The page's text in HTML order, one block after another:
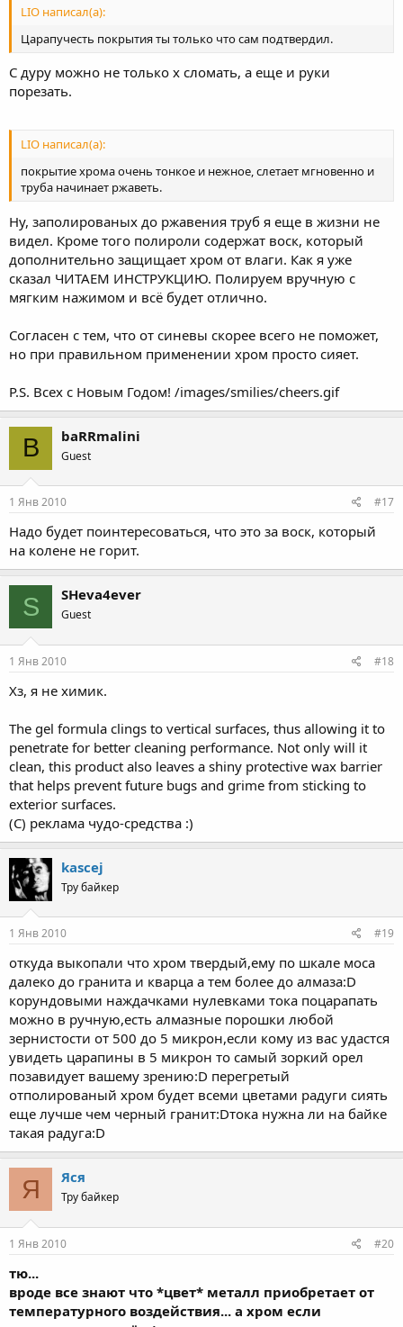
LIO написал(а):
Царапучесть покрытия ты только что сам подтвердил.
С дуру можно не только х сломать, а еще и руки
порезать.
LIO написал(а):
покрытие хрома очень тонкое и нежное, слетает мгновенно и
труба начинает ржаветь.
Ну, заполированых до ржавения труб я еще в жизни не
видел. Кроме того полироли содержат воск, который
дополнительно защищает хром от влаги. Как я уже
сказал ЧИТАЕМ ИНСТРУКЦИЮ. Полируем вручную с
мягким нажимом и всё будет отлично.
Согласен с тем, что от синевы скорее всего не поможет,
но при правильном применении хром просто сияет.
P.S. Всех с Новым Годом! /images/smilies/cheers.gif
B baRRmalini
Guest
1 Янв 2010 #17
Надо будет поинтересоваться, что это за воск, который
на колене не горит.
S SHeva4ever
Guest
1 Янв 2010 #18
Хз, я не химик.
The gel formula clings to vertical surfaces, thus allowing it to
penetrate for better cleaning performance. Not only will it
clean, this product also leaves a shiny protective wax barrier
that helps prevent future bugs and grime from sticking to
exterior surfaces.
(С) реклама чудо-средства :)
kascej
Тру байкер
1 Янв 2010 #19
откуда выкопали что хром твердый,ему по шкале моса
далеко до гранита и кварца а тем более до алмаза:D
корундовыми наждачками нулевками тока поцарапать
можно в ручную,есть алмазные порошки любой
зернистости от 500 до 5 микрон,если кому из вас удастся
увидеть царапины в 5 микрон то самый зоркий орел
позавидует вашему зрению:D перегретый
отполированый хром будет всеми цветами радуги сиять
еще лучше чем черный гранит:Dтока нужна ли на байке
такая радуга:D
Я Яся
Тру байкер
1 Янв 2010 #20
тю...
вроде все знают что *цвет* металл приобретает от
температурного воздействия... а хром если